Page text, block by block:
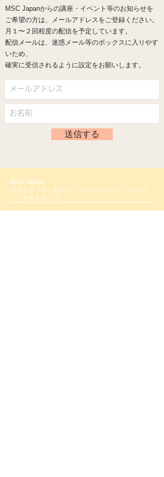
MSC Japanからの講座・イベント等のお知らせを
ご希望の方は、メールアドレスをご登録ください。
​月１〜２回程度の配信を予定しています。
配信メールは、迷惑メール等のボックスに入りやす
いため、
確実に受信されるように設定をお願いします。
送信する
MSC Japan
マインドフル・セルフ・コンパッション ジャパ
ン サイトマップ